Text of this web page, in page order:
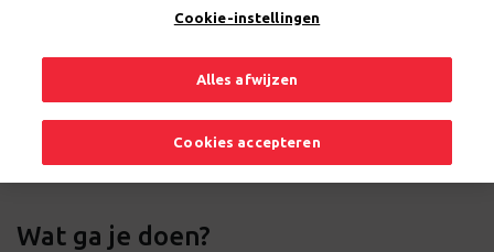
Delen
Solliciteer nu
Wat ga je doen?
Cookie-instellingen
Alles afwijzen
Cookies accepteren